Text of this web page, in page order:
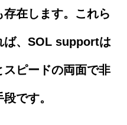
在します。これら
ば、SOL supportは
スピードの両面で非
です。